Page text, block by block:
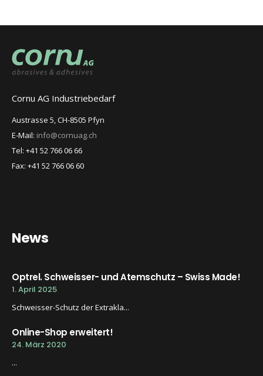
Cornu AG Industriebedarf
Austrasse 5, CH-8505 Pfyn
E-Mail: info@cornuag.ch
Tel: +41 52 766 06 66
Fax: +41 52 766 06 60
News
Optrel. Schweisser- und Atemschutz – Swiss Made!
1. April 2025
Schweisser-Schutz der Extrakla...
Online-Shop erweitert!
24. März 2020
...